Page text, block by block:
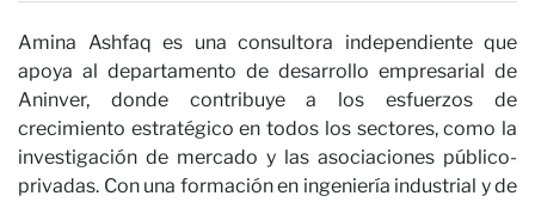
Amina Ashfaq es una consultora independiente que
apoya al departamento de desarrollo empresarial de
Aninver, donde contribuye a los esfuerzos de
crecimiento estratégico en todos los sectores, como la
investigación de mercado y las asociaciones público-
privadas. Con una formación en ingeniería industrial y de